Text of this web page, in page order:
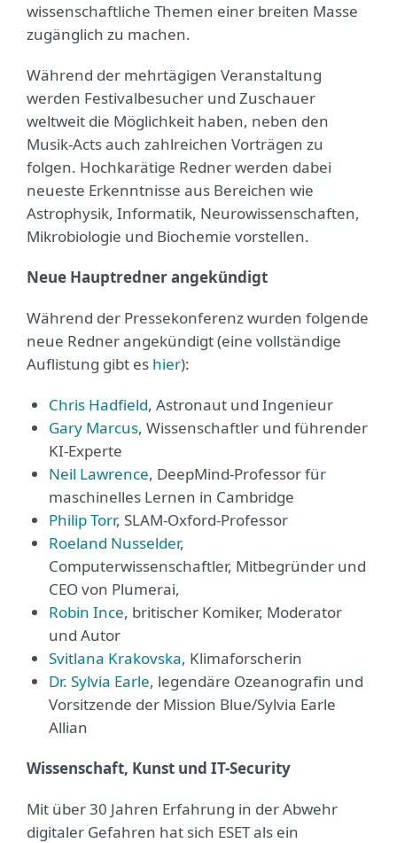
wissenschaftliche Themen einer breiten Masse
zugänglich zu machen.
Während der mehrtägigen Veranstaltung
werden Festivalbesucher und Zuschauer
weltweit die Möglichkeit haben, neben den
Musik-Acts auch zahlreichen Vorträgen zu
folgen. Hochkarätige Redner werden dabei
neueste Erkenntnisse aus Bereichen wie
Astrophysik, Informatik, Neurowissenschaften,
Mikrobiologie und Biochemie vorstellen.
Neue Hauptredner angekündigt
Während der Pressekonferenz wurden folgende
neue Redner angekündigt (eine vollständige
Auflistung gibt es hier):
Chris Hadfield, Astronaut und Ingenieur
Gary Marcus, Wissenschaftler und führender
KI-Experte
Neil Lawrence, DeepMind-Professor für
maschinelles Lernen in Cambridge
Philip Torr, SLAM-Oxford-Professor
Roeland Nusselder,
Computerwissenschaftler, Mitbegründer und
CEO von Plumerai,
Robin Ince, britischer Komiker, Moderator
und Autor
Svitlana Krakovska, Klimaforscherin
Dr. Sylvia Earle, legendäre Ozeanografin und
Vorsitzende der Mission Blue/Sylvia Earle
Allian
Wissenschaft, Kunst und IT-Security
Mit über 30 Jahren Erfahrung in der Abwehr
digitaler Gefahren hat sich ESET als ein